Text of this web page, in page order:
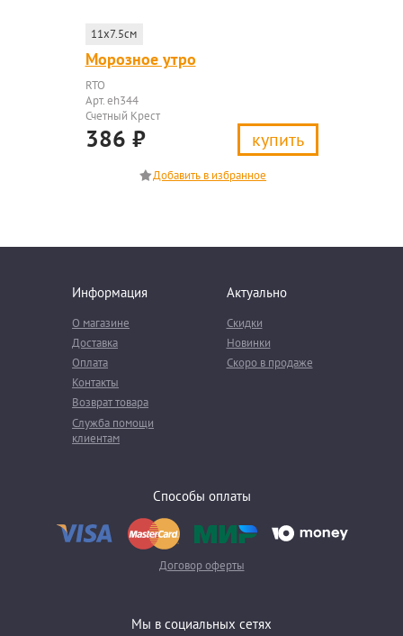
11x7.5см
Морозное утро
RTO
Арт. eh344
Счетный Крест
386 ₽ купить
Информация
О магазине
Доставка
Оплата
Контакты
Возврат товара
Служба помощи
клиентам
Актуально
Скидки
Новинки
Скоро в продаже
Способы оплаты
Договор оферты
Мы в социальных сетях